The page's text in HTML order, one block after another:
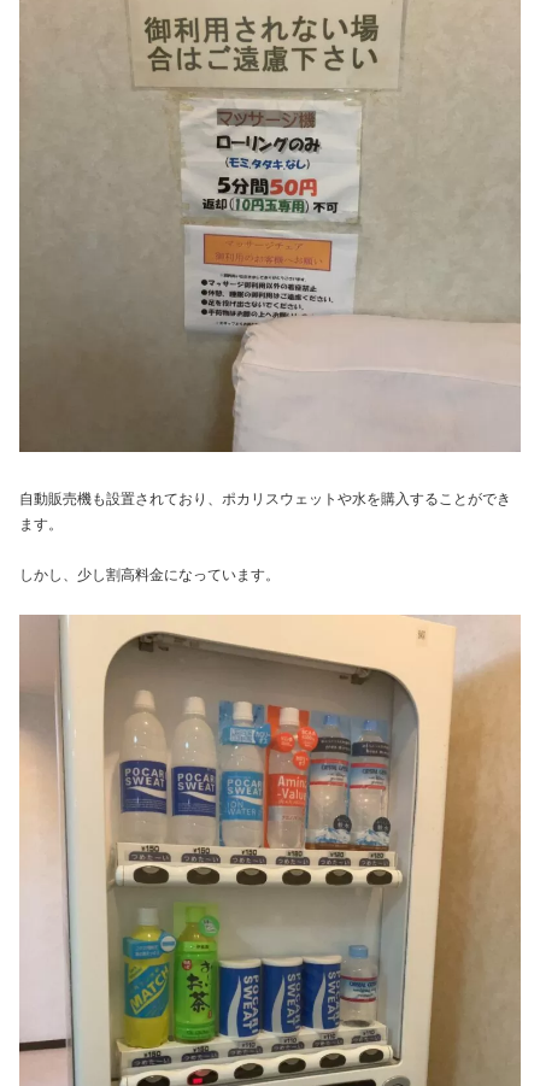
自動販売機も設置されており、ポカリスウェットや水を購入することができ
ます。
しかし、少し割高料金になっています。